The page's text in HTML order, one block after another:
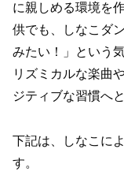
に親しめる環境を
供でも、しなこダ
みたい！」という
リズミカルな楽曲
ジティブな習慣へ
下記は、しなこに
す。